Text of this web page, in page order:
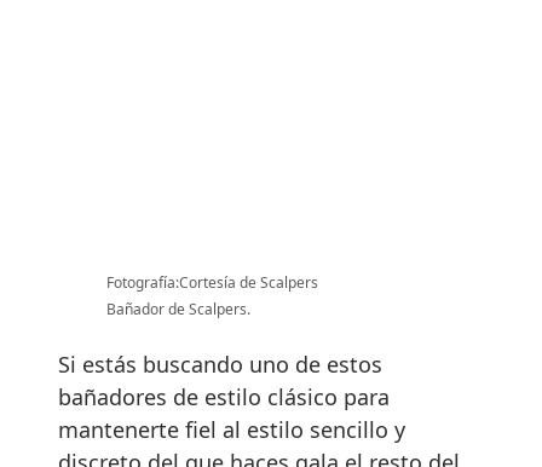
Fotografía:Cortesía de Scalpers
Bañador de Scalpers.
Si estás buscando uno de estos
bañadores de estilo clásico para
mantenerte fiel al estilo sencillo y